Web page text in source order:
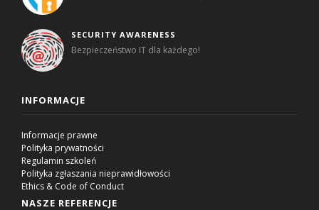
SECURITY AWARENESS
Bezpieczeństwo IT dla każdego!
INFORMACJE
Informacje prawne
Polityka prywatności
Regulamin szkoleń
Polityka zgłaszania nieprawidłowości
Ethics & Code of Conduct
NASZE REFERENCJE